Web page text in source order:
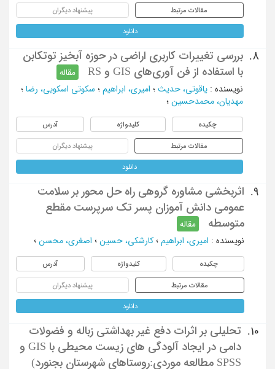
مقالات مرتبط پیشنهاد دیگران
دانلود
8.
بررسی تغییرات کاربری اراضی در حوزه آبخیز توتکابن
با استفاده از فن آوری‌های GIS و RS
مقاله
نویسنده : یاقوتی، حدیث ؛ امیری، ابراهیم ؛ سکوتی اسکویی، رضا ؛
مهدیان، محمدحسین ؛
چکیده کلیدواژه آدرس
مقالات مرتبط پیشنهاد دیگران
دانلود
9.
اثربخشی مشاوره گروهی راه حل محور بر سلامت
عمومی دانش آموزان پسر تک سرپرست مقطع
متوسطه
مقاله
نویسنده : امیری، ابراهیم ؛ کارشکی، حسین ؛ اصغری، محسن ؛
چکیده کلیدواژه آدرس
مقالات مرتبط پیشنهاد دیگران
دانلود
10.
تحلیلی بر اثرات دفع غیر بهداشتی زباله و فضولات
دامی در ایجاد آلودگی های زیست محیطی با GIS و
SPSS مطالعه موردی:روستاهای شهرستان بجنورد)